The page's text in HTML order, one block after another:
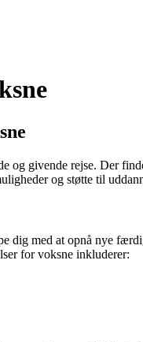
givende rejse. Der
og støtte til
med at opnå nye
for voksne inkluderer: